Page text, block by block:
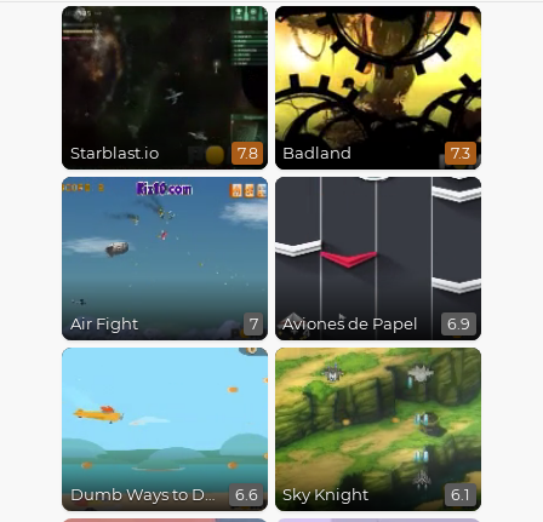
Starblast.io 7.8 Badland 7.3
Air Fight 7 Aviones de Papel 6.9
Dumb Ways to Die 3: World Tour 6.6 Sky Knight 6.1